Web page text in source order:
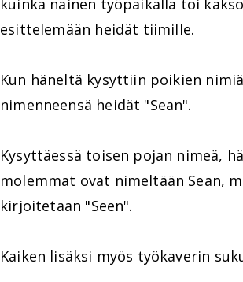
kuinka nainen työpaikalla toi
esittelemään heidät tiimille.
Kun häneltä kysyttiin poikien
nimenneensä heidät "Sean".
Kysyttäessä toisen pojan nimeä,
molemmat ovat nimeltään Sean,
kirjoitetaan "Seen".
Kaiken lisäksi myös työkaverin